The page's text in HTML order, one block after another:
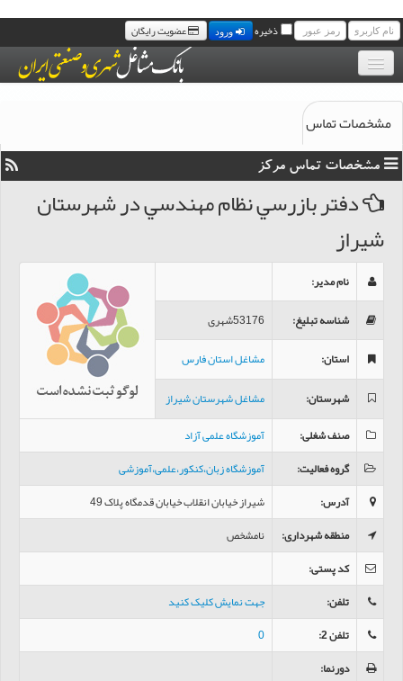
ذخیره ورود عضویت رایگان
بانک موبایل مشاغل
مجله خبری مشاغل
سامانه پیامک رایگان مشاغل
تماس با ما
مشخصات تماس
مشخصات تماس مرکز
دفتر بازرسي نظام مهندسي در شهرستان
شیراز
نام مدیر:
شناسه تبلیغ:
53176شهری
استان:
مشاغل استان فارس
شهرستان:
مشاغل شهرستان شیراز
صنف شغلی:
آموزشگاه علمی آزاد
گروه فعالیت:
آموزشگاه زبان،کنکور،علمی،آموزشی
آدرس:
شيراز خیابان انقلاب خیابان قدمگاه پلاک 49
منطقه شهرداری:
نامشخص
کد پستی:
تلفن:
جهت نمایش کلیک کنید
تلفن 2 :
0
دورنما: